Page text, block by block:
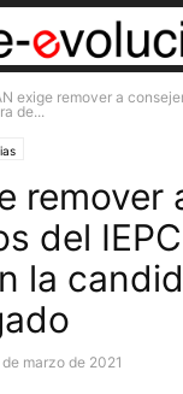
exige remover a
de...
remover
del
la
de marzo de 2021